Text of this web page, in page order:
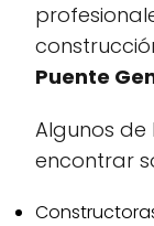
Puente
Algunos de
encontrar